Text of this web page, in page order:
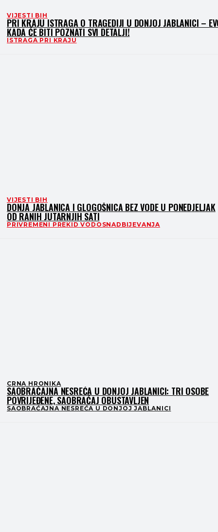
VIJESTI BIH
PRI KRAJU ISTRAGA O TRAGEDIJI U DONJOJ JABLANICI –
KADA ĆE BITI POZNATI SVI DETALJI!
ISTRAGA PRI KRAJU
VIJESTI BIH
DONJA JABLANICA I GLOGOŠNICA BEZ VODE U PONEDJELJAK
OD RANIH JUTARNJIH SATI
PRIVREMENI PREKID VODOSNADBIJEVANJA
CRNA HRONIKA
SAOBRAĆAJNA NESREĆA U DONJOJ JABLANICI: TRI OSOBE
POVRIJEĐENE, SAOBRAĆAJ OBUSTAVLJEN
SAOBRAĆAJNA NESREĆA U DONJOJ JABLANICI